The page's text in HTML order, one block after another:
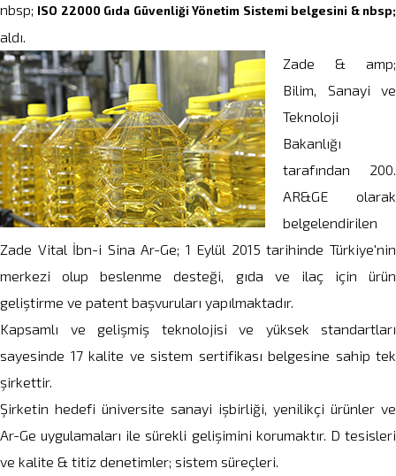
nbsp; ISO 22000 Gıda Güvenliği Yönetim Sistemi belgesini & nbsp;
aldı.
Zade & amp;
Bilim, Sanayi ve
Teknoloji
Bakanlığı
tarafından 200.
AR&GE olarak
belgelendirilen
Zade Vital İbn-i Sina Ar-Ge; 1 Eylül 2015 tarihinde Türkiye'nin
merkezi olup beslenme desteği, gıda ve ilaç için ürün
geliştirme ve patent başvuruları yapılmaktadır.
Kapsamlı ve gelişmiş teknolojisi ve yüksek standartları
sayesinde 17 kalite ve sistem sertifikası belgesine sahip tek
şirkettir.
Şirketin hedefi üniversite sanayi işbirliği, yenilikçi ürünler ve
Ar-Ge uygulamaları ile sürekli gelişimini korumaktır. D tesisleri
ve kalite & titiz denetimler; sistem süreçleri.